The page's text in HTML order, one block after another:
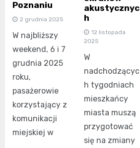
Poznaniu
2 grudnia 2025
W najbliższy
weekend, 6 i 7
grudnia 2025
roku,
pasażerowie
korzystający z
komunikacji
miejskiej w
akustycznyc
h
12 listopada
2025
W
nadchodzącyc
h tygodniach
mieszkańcy
miasta muszą
przygotować
się na zmiany